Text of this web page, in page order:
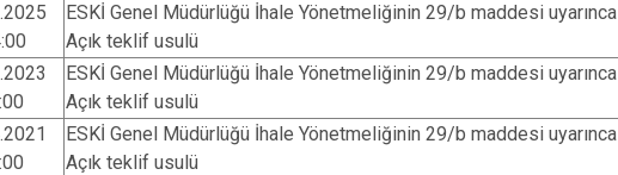
ESKİ Genel Müdürlüğü İhale Yönetmeliğinin 29/b maddesi uyarınca
Açık teklif usulü
ESKİ Genel Müdürlüğü İhale Yönetmeliğinin 29/b maddesi uyarınca
Açık teklif usulü
ESKİ Genel Müdürlüğü İhale Yönetmeliğinin 29/b maddesi uyarınca
Açık teklif usulü